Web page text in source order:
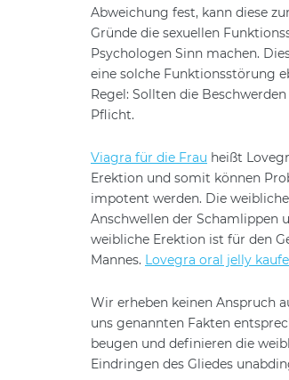
Abweichung fest, kann diese
Gründe die sexuellen
Psychologen Sinn machen.
eine solche Funktionsstörung
Regel: Sollten die
Pflicht.
Viagra für die Frau heißt
Erektion und somit können
impotent werden. Die
Anschwellen der Schamlippen
weibliche Erektion ist für den
Mannes. Lovegra oral jelly
Wir erheben keinen Anspruch
uns genannten Fakten
beugen und definieren die
Eindringen des Gliedes